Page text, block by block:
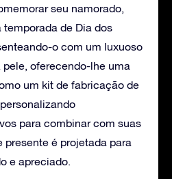
seu namorado,
de Dia dos
o com um luxuoso
oferecendo-lhe uma
um kit de fabricação de
para combinar com suas
presente é projetada para
e apreciado.